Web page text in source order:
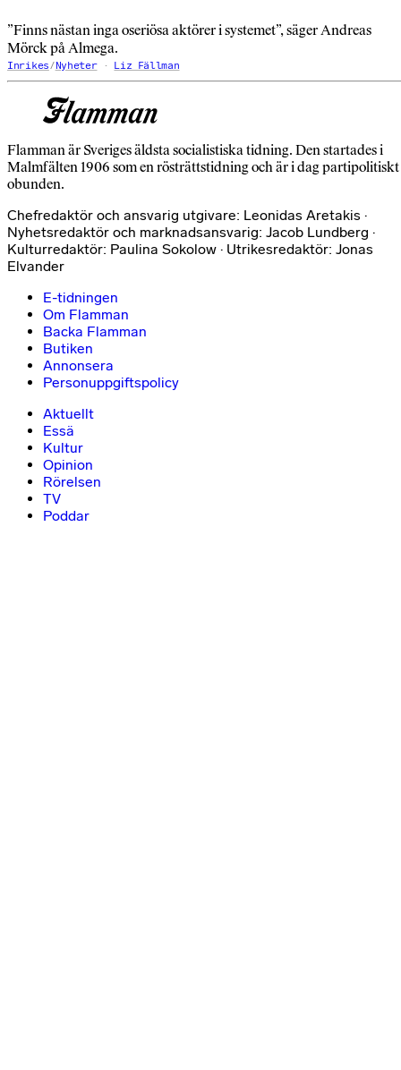
”Finns nästan inga oseriösa aktörer i systemet”, säger Andreas
Mörck på Almega.
Inrikes/Nyheter Liz Fällman
Flamman är Sveriges äldsta socialistiska tidning. Den startades i
Malmfälten 1906 som en rösträttstidning och är i dag partipolitiskt
obunden.
Chefredaktör och ansvarig utgivare: Leonidas Aretakis ·
Nyhetsredaktör och marknadsansvarig: Jacob Lundberg ·
Kulturredaktör: Paulina Sokolow · Utrikesredaktör: Jonas
Elvander
E-tidningen
Om Flamman
Backa Flamman
Butiken
Annonsera
Personuppgiftspolicy
Aktuellt
Essä
Kultur
Opinion
Rörelsen
TV
Poddar